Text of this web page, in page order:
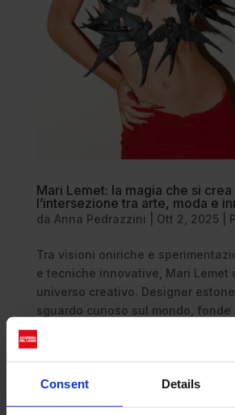
Consent Details
Mari Lemet: la magia che si
l’intersezione tra arte, moda e
da Anna Pedrazzini Ott 2, 2025
Tra visioni oniriche e
e tecniche innovative, Mari Lemet
universo creativo. Designer
sguardo curioso sul mondo, fonde
una pratica espressiva unica,
radici culturali Da piccola...